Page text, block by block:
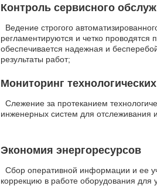
Контроль сервисного
Ведение строгого
регламентируются и четко
обеспечивается надежная и
результаты работ;
Мониторинг
Слежение за протеканием
инженерных систем для отслеживания
Экономия энергоресурсов
Сбор оперативной информации и ее
коррекцию в работе оборудования для